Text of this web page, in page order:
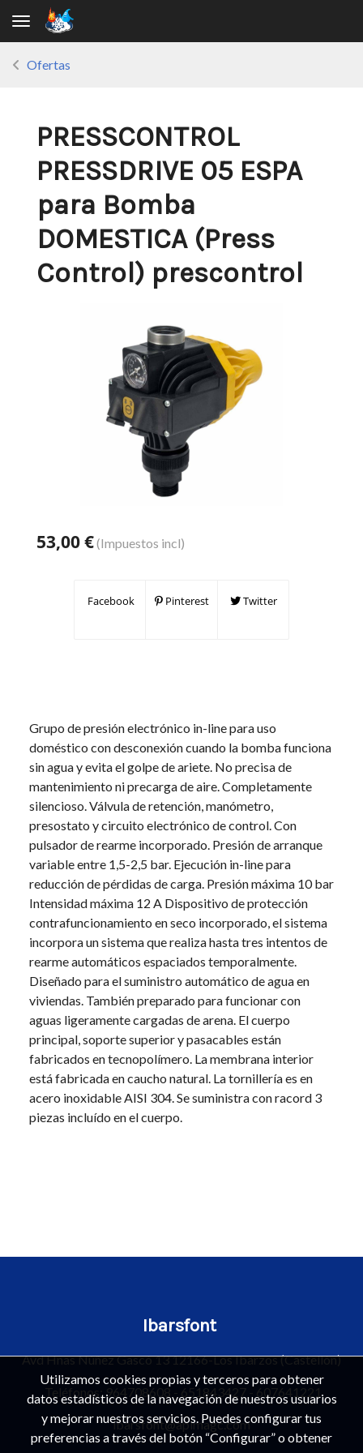
Toggle navigation
Ofertas
PRESSCONTROL
PRESSDRIVE 05 ESPA
para Bomba
DOMESTICA (Press
Control) prescontrol
53,00 €(Impuestos incl)
Facebook Pinterest Twitter
Grupo de presión electrónico in-line para uso
doméstico con desconexión cuando la bomba funciona
sin agua y evita el golpe de ariete. No precisa de
mantenimiento ni precarga de aire. Completamente
silencioso. Válvula de retención, manómetro,
presostato y circuito electrónico de control. Con
pulsador de rearme incorporado. Presión de arranque
variable entre 1,5-2,5 bar. Ejecución in-line para
reducción de pérdidas de carga. Presión máxima 10 bar
Intensidad máxima 12 A Dispositivo de protección
contrafuncionamiento en seco incorporado, el sistema
incorpora un sistema que realiza hasta tres intentos de
rearme automáticos espaciados temporalmente.
Diseñado para el suministro automático de agua en
viviendas. También preparado para funcionar con
aguas ligeramente cargadas de arena. El cuerpo
principal, soporte superior y pasacables están
fabricados en tecnopolímero. La membrana interior
está fabricada en caucho natural. La tornillería es en
acero inoxidable AISI 304. Se suministra con racord 3
piezas incluído en el cuerpo.
Ibarsfont
Avd Hnas Núñez Gascó 13 12166-Los Ibarzos (Castellón)
Teléfonos:964708608 651843427-607641221
ibarsfont@apimagc.com
Utilizamos cookies propias y terceros para obtener
datos estadísticos de la navegación de nuestros usuarios
y mejorar nuestros servicios. Puedes configurar tus
preferencias a través del botón “Configurar” o obtener